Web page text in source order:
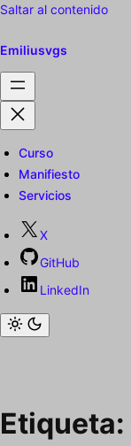
Saltar al contenido
Emiliusvgs
Curso
Manifiesto
Servicios
X
GitHub
LinkedIn
Etiqueta: